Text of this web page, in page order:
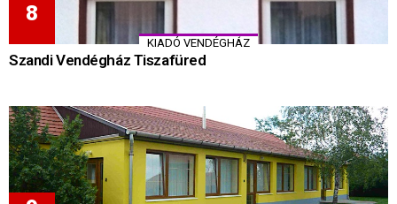
KIADÓ VENDÉGHÁZ
Szandi Vendégház Tiszafüred